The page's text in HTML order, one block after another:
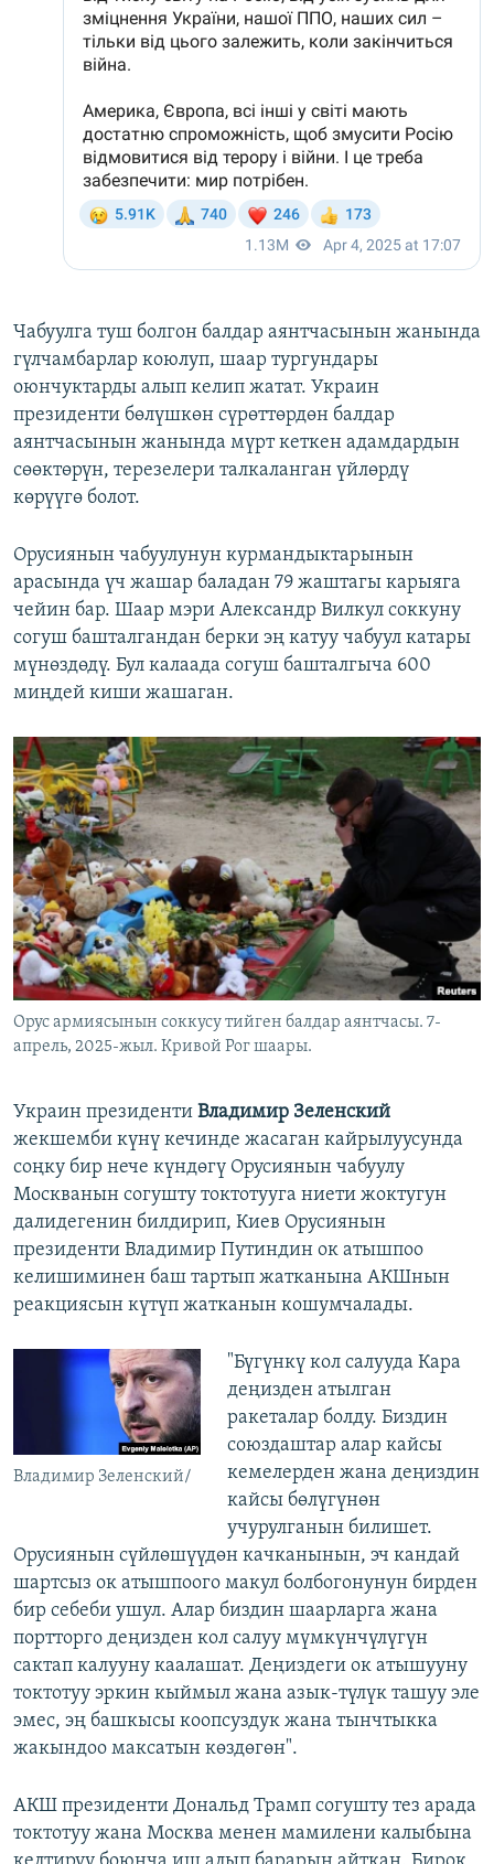
Чабуулга туш болгон балдар аянтчасынын жанында
гүлчамбарлар коюлуп, шаар тургундары
оюнчуктарды алып келип жатат. Украин
президенти бөлүшкөн сүрөттөрдөн балдар
аянтчасынын жанында мүрт кеткен адамдардын
сөөктөрүн, терезелери талкаланган үйлөрдү
көрүүгө болот.
Орусиянын чабуулунун курмандыктарынын
арасында үч жашар баладан 79 жаштагы карыяга
чейин бар. Шаар мэри Александр Вилкул соккуну
согуш башталгандан берки эң катуу чабуул катары
мүнөздөдү. Бул калаада согуш башталгыча 600
миңдей киши жашаган.
Орус армиясынын соккусу тийген балдар аянтчасы. 7-
апрель, 2025-жыл. Кривой Рог шаары.
Украин президенти Владимир Зеленский
жекшемби күнү кечинде жасаган кайрылуусунда
соңку бир нече күндөгү Орусиянын чабуулу
Москванын согушту токтотууга ниети жоктугун
далидегенин билдирип, Киев Орусиянын
президенти Владимир Путиндин ок атышпоо
келишиминен баш тартып жатканына АКШнын
реакциясын күтүп жатканын кошумчалады.
Владимир Зеленский/
"Бүгүнкү кол салууда Кара
деңизден атылган
ракеталар болду. Биздин
союздаштар алар кайсы
кемелерден жана деңиздин
кайсы бөлүгүнөн
учурулганын билишет.
Орусиянын сүйлөшүүдөн качканынын, эч кандай
шартсыз ок атышпоого макул болбогонунун бирден
бир себеби ушул. Алар биздин шаарларга жана
портторго деңизден кол салуу мүмкүнчүлүгүн
сактап калууну каалашат. Деңиздеги ок атышууну
токтотуу эркин кыймыл жана азык-түлүк ташуу эле
эмес, эң башкысы коопсуздук жана тынчтыкка
жакындоо максатын көздөгөн".
АКШ президенти Дональд Трамп согушту тез арада
токтотуу жана Москва менен мамилени калыбына